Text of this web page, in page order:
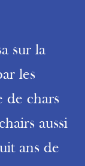
sur la
les
de chars
aussi
ans de